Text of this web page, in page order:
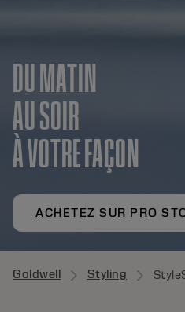
DU MATIN
AU SOIR
À VOTRE FAÇON
ACHETEZ SUR PRO
Goldwell Styling